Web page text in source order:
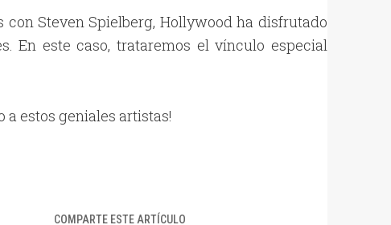
Steven Spielberg, Hollywood ha disfrutado
En este caso, trataremos el vínculo especial
a estos geniales artistas!
COMPARTE ESTE ARTÍCULO